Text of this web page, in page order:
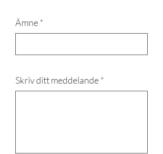
Ämne
Skriv ditt meddelande